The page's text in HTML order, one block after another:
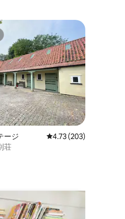
の平均評価
ージ レビュー203件、5つ
4.73 (203)
荘